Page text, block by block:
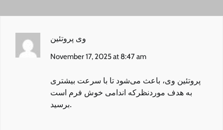
وی پروتئین
November 17, 2025 at 8:47 am
پروتئین وی، باعث می‌شود تا با سرعت بیشتری
به هدف مورد‌نظرکه اندامی خوش فرم است
برسید.